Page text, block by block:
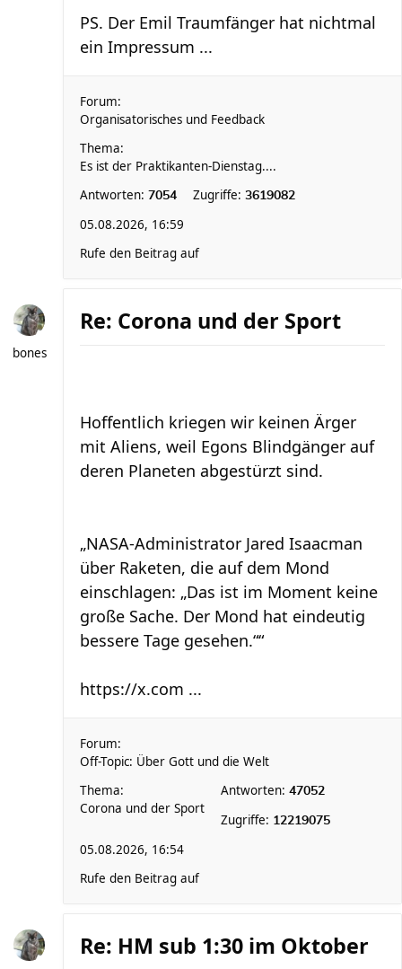
PS. Der Emil Traumfänger hat nichtmal
ein Impressum ...
Forum:
Organisatorisches und Feedback
Thema:
Es ist der Praktikanten-Dienstag....
Antworten: 7054 Zugriffe: 3619082
05.08.2026, 16:59
Rufe den Beitrag auf
bones
Re: Corona und der Sport
Hoffentlich kriegen wir keinen Ärger
mit Aliens, weil Egons Blindgänger auf
deren Planeten abgestürzt sind.
„NASA-Administrator Jared Isaacman
über Raketen, die auf dem Mond
einschlagen: „Das ist im Moment keine
große Sache. Der Mond hat eindeutig
bessere Tage gesehen.““
https://x.com ...
Forum:
Off-Topic: Über Gott und die Welt
Thema:
Corona und der Sport
Antworten: 47052
Zugriffe: 12219075
05.08.2026, 16:54
Rufe den Beitrag auf
Re: HM sub 1:30 im Oktober